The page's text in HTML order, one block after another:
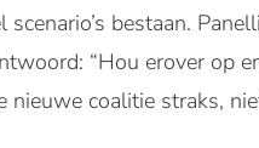
bestaan.
“Hou erover op
coalitie straks,